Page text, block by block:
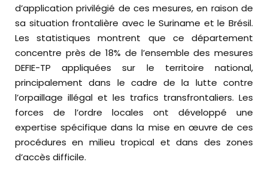
d’application privilégié de ces mesures, en raison de
sa situation frontalière avec le Suriname et le Brésil.
Les statistiques montrent que ce département
concentre près de 18% de l’ensemble des mesures
DEFIE-TP appliquées sur le territoire national,
principalement dans le cadre de la lutte contre
l’orpaillage illégal et les trafics transfrontaliers. Les
forces de l’ordre locales ont développé une
expertise spécifique dans la mise en œuvre de ces
procédures en milieu tropical et dans des zones
d’accès difficile.